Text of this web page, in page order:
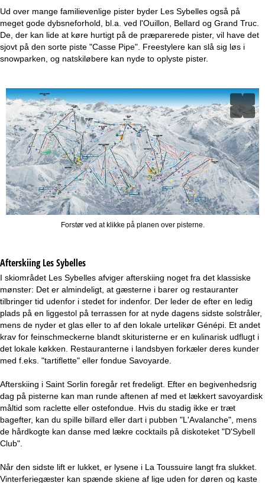
Ud over mange familievenlige pister byder Les Sybelles også på
meget gode dybsneforhold, bl.a. ved l'Ouillon, Bellard og Grand Truc.
De, der kan lide at køre hurtigt på de præparerede pister, vil have det
sjovt på den sorte piste "Casse Pipe". Freestylere kan slå sig løs i
snowparken, og natskiløbere kan nyde to oplyste pister.
Forstør ved at klikke på planen over pisterne.
Afterskiing Les Sybelles
I skiområdet Les Sybelles afviger afterskiing noget fra det klassiske
mønster: Det er almindeligt, at gæsterne i barer og restauranter
tilbringer tid udenfor i stedet for indenfor. Der leder de efter en ledig
plads på en liggestol på terrassen for at nyde dagens sidste solstråler,
mens de nyder et glas eller to af den lokale urtelikør Génépi. Et andet
krav for feinschmeckerne blandt skituristerne er en kulinarisk udflugt i
det lokale køkken. Restauranterne i landsbyen forkæler deres kunder
med f.eks. "tartiflette" eller fondue Savoyarde.
Afterskiing i Saint Sorlin foregår ret fredeligt. Efter en begivenhedsrig
dag på pisterne kan man runde aftenen af med et lækkert savoyardisk
måltid som raclette eller ostefondue. Hvis du stadig ikke er træt
bagefter, kan du spille billard eller dart i pubben "L'Avalanche", mens
de hårdkogte kan danse med lækre cocktails på diskoteket "D'Sybell
Club".
Når den sidste lift er lukket, er lysene i La Toussuire langt fra slukket.
Vinterferiegæster kan spænde skiene af lige uden for døren og kaste